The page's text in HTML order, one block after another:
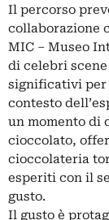
Il percorso
collaborazione
MIC – Museo
di celebri
significativi per
contesto
un momento di
cioccolato,
cioccolateria
esperiti con il
gusto.
Il gusto è